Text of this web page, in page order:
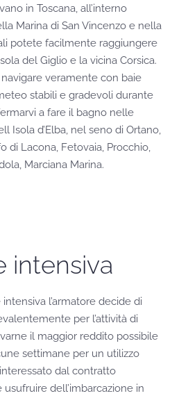
in Toscana, all’interno
Marina di San Vincenzo e nella
potete facilmente raggiungere
del Giglio e la vicina Corsica.
veramente con baie
stabili e gradevoli durante
a fare il bagno nelle
Isola d’Elba, nel seno di Ortano,
di Lacona, Fetovaia, Procchio,
Marciana Marina.
intensiva
l’armatore decide di
per l’attività di
il maggior reddito possibile
settimane per un utilizzo
dal contratto
dell’imbarcazione in